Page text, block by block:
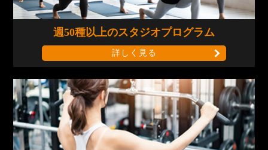
週50種以上のスタジオプログラム
詳しく見る